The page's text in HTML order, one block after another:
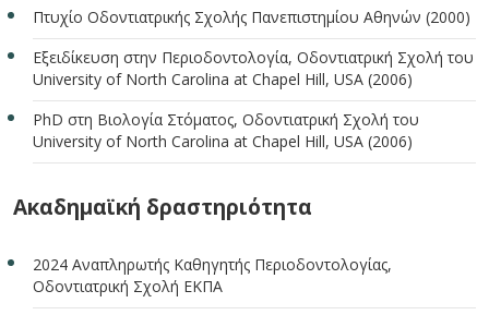
Πτυχίο Οδοντιατρικής Σχολής Πανεπιστημίου Αθηνών (2000)
Εξειδίκευση στην Περιοδοντολογία, Οδοντιατρική Σχολή του
University of North Carolina at Chapel Hill, USA (2006)
PhD στη Βιολογία Στόματος, Οδοντιατρική Σχολή του
University of North Carolina at Chapel Hill, USA (2006)
Ακαδημαϊκή δραστηριότητα
2024 Αναπληρωτής Καθηγητής Περιοδοντολογίας,
Οδοντιατρική Σχολή ΕΚΠΑ